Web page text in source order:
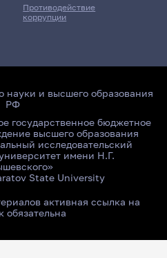
Противодействие
коррупции
науки и высшего образования
РФ
государственное бюджетное
высшего образования
исследовательский
имени Н.Г.
State University
активная ссылка на
обязательна